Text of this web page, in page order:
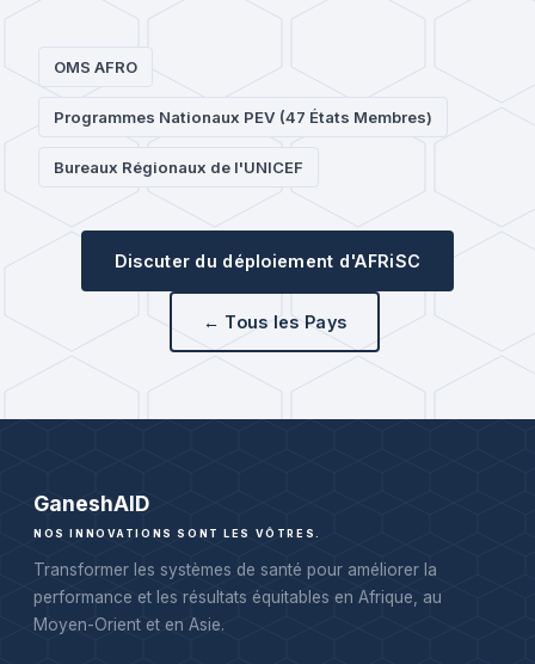
OMS AFRO
Programmes Nationaux PEV (47 États Membres)
Bureaux Régionaux de l'UNICEF
Discuter du déploiement d'AFRiSC
← Tous les Pays
GaneshAID
NOS INNOVATIONS SONT LES VÔTRES.
Transformer les systèmes de santé pour améliorer la
performance et les résultats équitables en Afrique, au
Moyen-Orient et en Asie.